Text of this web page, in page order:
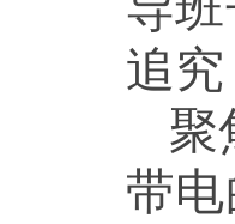
追究
聚
带